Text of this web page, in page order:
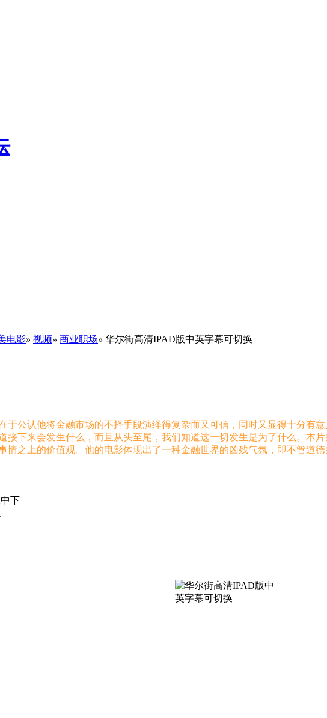
电影» 视频» 商业职场» 华尔街高清IPAD版中英字幕可切换
于公认他将金融市场的不择手段演绎得复杂而又可信，同时又显得十分有
接下来会发生什么，而且从头至尾，我们知道这一切发生是为了什么。本
情之上的价值观。他的电影体现出了一种金融世界的凶残气氛，即不管道德
下